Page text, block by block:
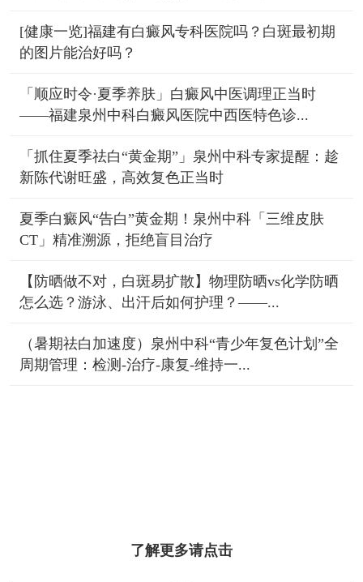
[健康一览]福建有白癜风专科医院吗？白斑最初期
的图片能治好吗？
「顺应时令·夏季养肤」白癜风中医调理正当时
——福建泉州中科白癜风医院中西医特色诊...
「抓住夏季祛白“黄金期”」泉州中科专家提醒：趁
新陈代谢旺盛，高效复色正当时
夏季白癜风“告白”黄金期！泉州中科「三维皮肤
CT」精准溯源，拒绝盲目治疗
【防晒做不对，白斑易扩散】物理防晒vs化学防晒
怎么选？游泳、出汗后如何护理？——...
（暑期祛白加速度）泉州中科“青少年复色计划”全
周期管理：检测-治疗-康复-维持一...
了解更多请点击